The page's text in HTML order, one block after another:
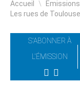
Accueil \ Emissions
Les rues de Toulouse
S'ABONNER À
L'ÉMISSION